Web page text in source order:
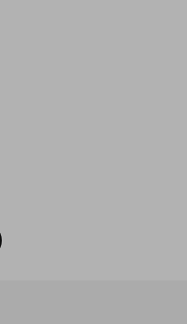
Back To Top